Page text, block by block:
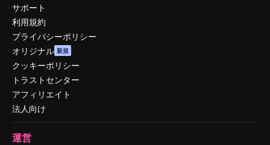
サポート
利用規約
プライバシーポリシー
オリジナル 新規
クッキーポリシー
トラストセンター
アフィリエイト
法人向け
運営